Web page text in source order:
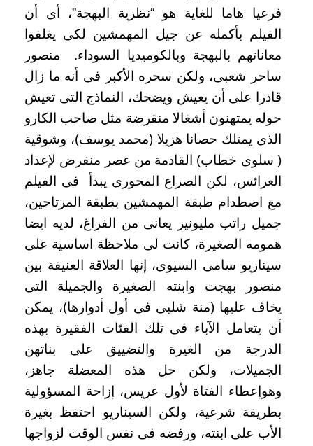
فرعيا هاما للغاية هو “نظرية البهجة”، أى أن
الفيلم بأكمله عن جيل المهمشين لكى يغلفوا
معاناتهم بالبهجة وبالكوميديا السوداء. منصور
ساحر شعبى، ولكن سحره الأكبر فى أنه ما زال
قادرا على أن يعيش ويضحك، النماذج التى تعيش
حوله يمتهنون أشغالا منقرضة مثل صاحب الكارو
الذى يمتلك حصانا هزيلا (محمد يوسف)، وشوقية
( سلوى خطاب) القادمة من عصر منقرض لإعداد
العرائس، لكن الصراع المحورى يبدأ فى الفيلم
مع اصطدام طبقة المهمشين بطبقة المرتاحين،
جميل راتب مليونير يعانى من الفراغ، لديه ايضا
همومه الصغيرة، كانت لى ملاحظة اساسية على
سيناريو سامى السيوى، إنها العلاقة العنيفة بين
منصور بهجت وابنته الصغيرة والجميلة التى
يخاف عليها (منة شلبى فى أول أدوارها)، يمكن
أن يتعامل الآباء فى تلك الفئات الفقيرة بهذه
الدرجة من الغيرة والتضييق على بناتهن
الجميلات، ولكن حل هذه المعضلة جاهز،
وهوإعطاء الفتاة لأول عريس، إزاحة المسؤولية
بطريقة شرعية، ولكن السيناريو احتفظ بغيرة
الأب على ابنته، ورفضه فى نفس الوقت لزواجها